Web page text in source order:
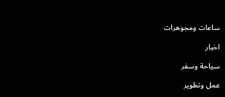
ساعات ومجوهرات
اخبار
سياحة وسفر
عمل وتطوير